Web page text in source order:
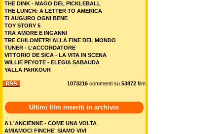
THE DINK - MAGO DEL PICKLEBALL
THE LUNCH: A LETTER TO AMERICA
TI AUGURO OGNI BENE
TOY STORY 5
TRA AMORE E INGANNI
TRE CHILOMETRI ALLA FINE DEL MONDO
TUNER - L’ACCORDATORE
VITTORIO DE SICA - LA VITA IN SCENA
WILLIE PEYOTE - ELEGIA SABAUDA
YALLA PARKOUR
1073216 commenti su 53872 film
Ultimi film inseriti in archivio
A L'ANCIENNE - COME UNA VOLTA
AMIAMOCI FINCHE' SIAMO VIVI